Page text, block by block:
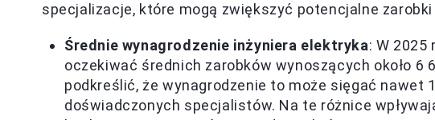
specjalizacje, które mogą zwiększyć potencjalne
Średnie wynagrodzenie inżyniera elektryka: W
oczekiwać średnich zarobków wynoszących około 6
podkreślić, że wynagrodzenie to może sięgać nawet
doświadczonych specjalistów. Na te różnice